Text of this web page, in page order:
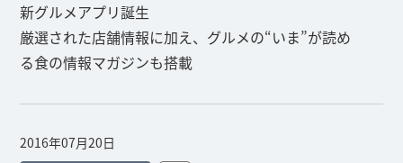
新グルメアプリ誕生
厳選された店舗情報に加え、グルメの“いま”が読め
る食の情報マガジンも搭載
2016年07月20日